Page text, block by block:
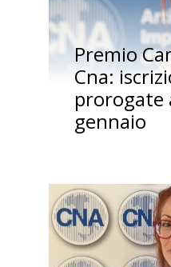
Premio
Cna:
prorogate
gennaio